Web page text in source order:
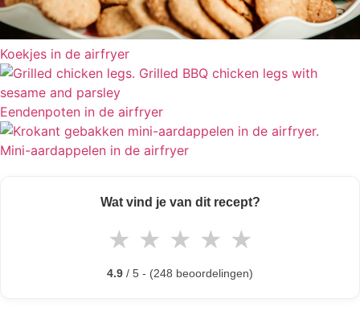
Koekjes in de airfryer
Eendenpoten in de airfryer
Mini-aardappelen in de airfryer
Wat vind je van dit recept?
★ ★ ★ ★ ★
4.9 / 5 - (248 beoordelingen)